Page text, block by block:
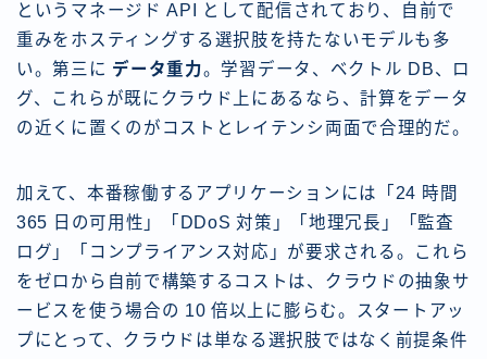
というマネージド API として配信されており、自前で
重みをホスティングする選択肢を持たないモデルも多
い。第三に データ重力。学習データ、ベクトル DB、ロ
グ、これらが既にクラウド上にあるなら、計算をデータ
の近くに置くのがコストとレイテンシ両面で合理的だ。
加えて、本番稼働するアプリケーションには「24 時間
365 日の可用性」「DDoS 対策」「地理冗長」「監査
ログ」「コンプライアンス対応」が要求される。これら
をゼロから自前で構築するコストは、クラウドの抽象サ
ービスを使う場合の 10 倍以上に膨らむ。スタートアッ
プにとって、クラウドは単なる選択肢ではなく前提条件